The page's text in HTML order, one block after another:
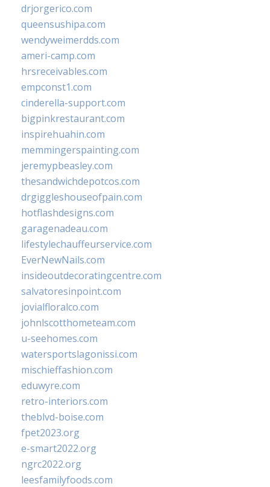
drjorgerico.com
queensushipa.com
wendyweimerdds.com
ameri-camp.com
hrsreceivables.com
empconst1.com
cinderella-support.com
bigpinkrestaurant.com
inspirehuahin.com
memmingerspainting.com
jeremypbeasley.com
thesandwichdepotcos.com
drgiggleshouseofpain.com
hotflashdesigns.com
garagenadeau.com
lifestylechauffeurservice.com
EverNewNails.com
insideoutdecoratingcentre.com
salvatoresinpoint.com
jovialfloralco.com
johnlscotthometeam.com
u-seehomes.com
watersportslagonissi.com
mischieffashion.com
eduwyre.com
retro-interiors.com
theblvd-boise.com
fpet2023.org
e-smart2022.org
ngrc2022.org
leesfamilyfoods.com